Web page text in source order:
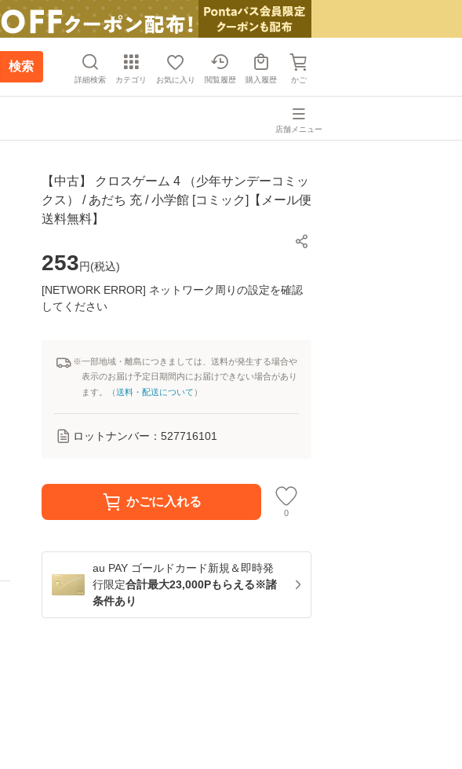
検索
詳細検索 カテゴリ お気に入り 閲覧履歴 購入履歴 かご
店舗メニュー
【中古】 クロスゲーム 4 （少年サンデーコミッ
クス） / あだち 充 / 小学館 [コミック]【メール便
送料無料】
253円(税込)
[NETWORK ERROR] ネットワーク周りの設定を確認
してください
※一部地域・離島につきましては、送料が発生する場合や
表示のお届け予定日期間内にお届けできない場合があり
ます。（送料・配送について ）
ロットナンバー： 527716101
かごに入れる
0
au PAY ゴールドカード新規＆即時発
行限定合計最大23,000Pもらえる※諸
条件あり